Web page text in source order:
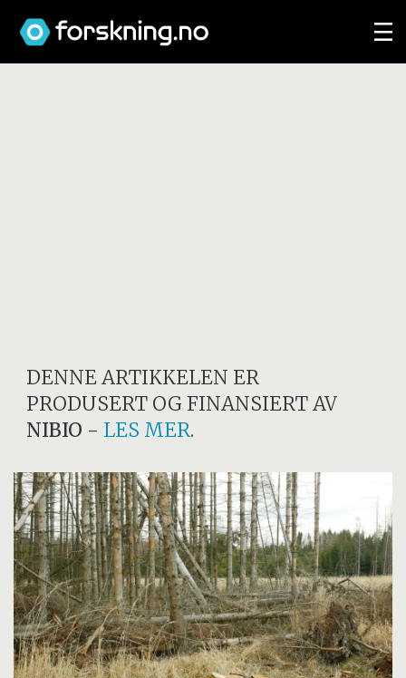
DENNE ARTIKKELEN ER
PRODUSERT OG FINANSIERT AV
NIBIO - LES MER.